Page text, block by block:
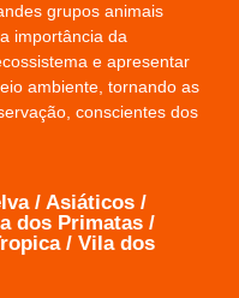
grupos animais
importância da
e apresentar
ambiente, tornando as
conscientes dos
/ Asiáticos /
dos Primatas /
/ Vila dos